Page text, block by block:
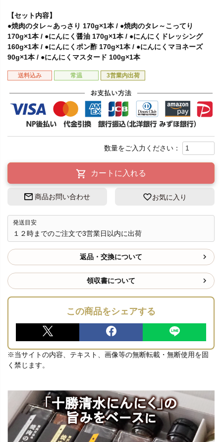
【セット内容】
●焼肉のタレ～あっさり 170g×1本 / ●焼肉のタレ～こってり
170g×1本 / ●にんにく醤油 170g×1本 / ●にんにくドレッシング
160g×1本 / ●にんにくポン酢 170g×1本 / ●にんにくマヨネーズ
90g×1本 / ●にんにくマスタード 100g×1本
送料込み 常温 3営業内出荷
カートに入れる
商品お問い合わせ お気に入り
発送目安
１２時までのご注文で3営業日以内に出荷
返品・交換について
領収書について
この商品をシェアする
※当サイトの内容、テキスト、画像等の無断転載・無断使用を固
く禁じます。